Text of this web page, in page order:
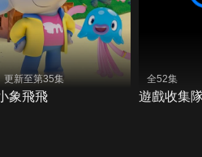
更新至第35集
象飛飛
全52集
遊戲收集